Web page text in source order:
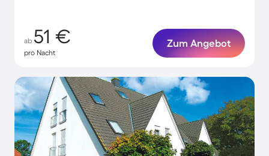
ab 51 €
pro Nacht
Zum Angebot